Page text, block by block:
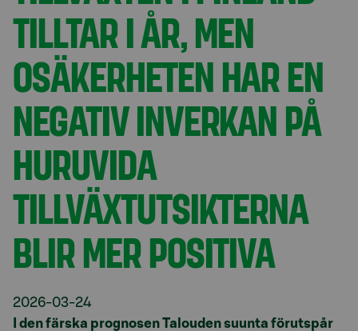
TILLTAR I ÅR, MEN
OSÄKERHETEN HAR EN
NEGATIV INVERKAN PÅ
HURUVIDA
TILLVÄXTUTSIKTERNA
BLIR MER POSITIVA
2026-03-24
I den färska prognosenTaloudensuunta förutspår